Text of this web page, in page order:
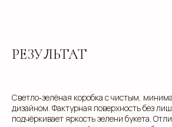
РЕЗУЛЬТАТ
Светло‑зелёная коробка с чистым,
дизайном. Фактурная поверхность без
подчёркивает яркость зелени букета.
специалисты готовы ответить на все вопросы и
предложить решения, соответствующие вашим